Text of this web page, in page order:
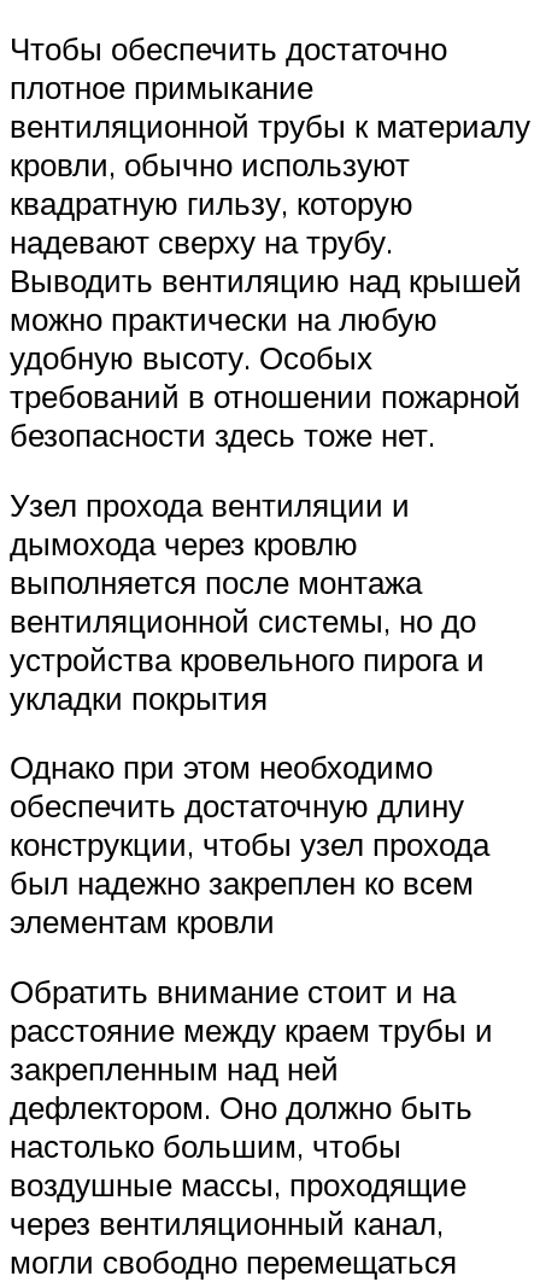
Чтобы обеспечить достаточно
плотное примыкание
вентиляционной трубы к материалу
кровли, обычно используют
квадратную гильзу, которую
надевают сверху на трубу.
Выводить вентиляцию над крышей
можно практически на любую
удобную высоту. Особых
требований в отношении пожарной
безопасности здесь тоже нет.
Узел прохода вентиляции и
дымохода через кровлю
выполняется после монтажа
вентиляционной системы, но до
устройства кровельного пирога и
укладки покрытия
Однако при этом необходимо
обеспечить достаточную длину
конструкции, чтобы узел прохода
был надежно закреплен ко всем
элементам кровли
Обратить внимание стоит и на
расстояние между краем трубы и
закрепленным над ней
дефлектором. Оно должно быть
настолько большим, чтобы
воздушные массы, проходящие
через вентиляционный канал,
могли свободно перемещаться